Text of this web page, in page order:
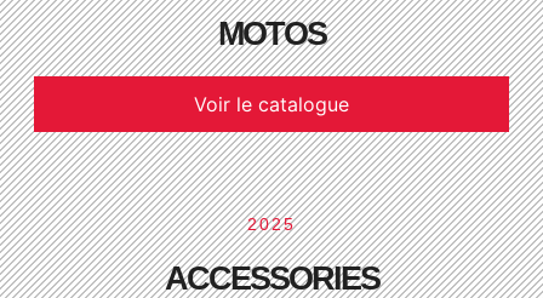
MOTOS
Voir le catalogue
2025
ACCESSORIES